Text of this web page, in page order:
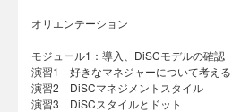
オリエンテーション
モジュール1：導入、DiSCモデルの確認
演習1 好きなマネジャーについて考える
演習2 DiSCマネジメントスタイル
演習3 DiSCスタイルとドット